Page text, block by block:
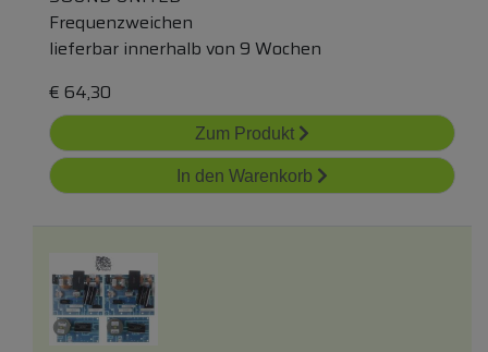
Frequenzweichen
lieferbar innerhalb von 9 Wochen
€ 64,30
Zum Produkt
In den Warenkorb